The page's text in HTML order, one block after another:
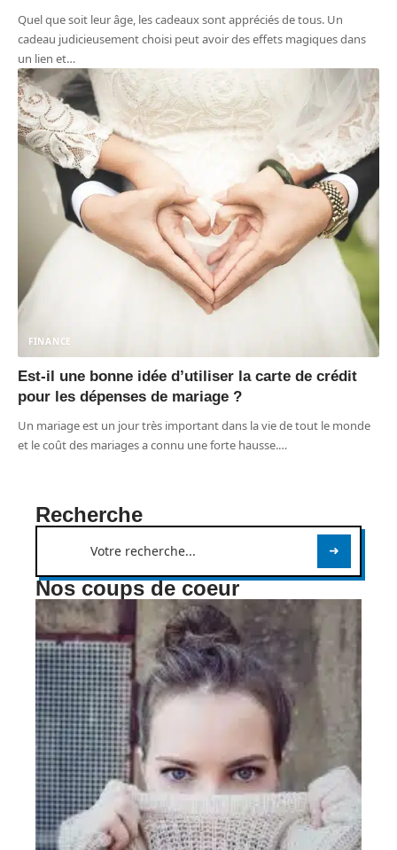
Quel que soit leur âge, les cadeaux sont appréciés de tous. Un
cadeau judicieusement choisi peut avoir des effets magiques dans
un lien et…
FINANCE
Est-il une bonne idée d’utiliser la carte de crédit
pour les dépenses de mariage ?
Un mariage est un jour très important dans la vie de tout le monde
et le coût des mariages a connu une forte hausse.…
Recherche
Nos coups de coeur